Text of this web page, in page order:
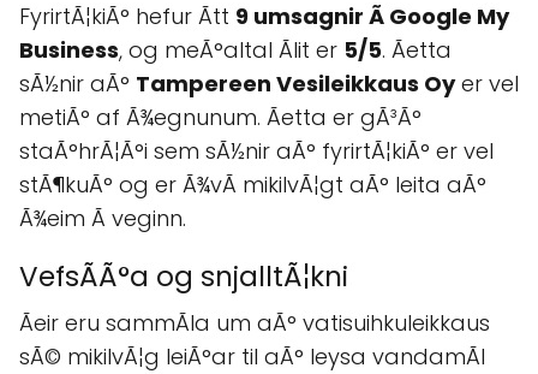
FyrirtÃ¦kiÃ° hefur Ãtt 9 umsagnir Ã Google My
Business, og meÃ°altal Ãlit er 5/5. Ãetta
sÃ½nir aÃ° Tampereen Vesileikkaus Oyer vel
metiÃ° af Ã¾egnunum. Ãetta er gÃ³Ã°
staÃ°hrÃ¦Ã°i sem sÃ½nir aÃ° fyrirtÃ¦kiÃ° er vel
stÃ¶kuÃ° og er Ã¾vÃ­ mikilvÃ¦gt aÃ° leita aÃ°
Ã¾eim Ã veginn.
VefsÃ­Ã°a og snjalltÃ¦kni
Ãeir eru sammÃla um aÃ° vatisuihkuleikkaus
sÃ© mikilvÃ¦g leiÃ°ar til aÃ° leysa vandamÃl